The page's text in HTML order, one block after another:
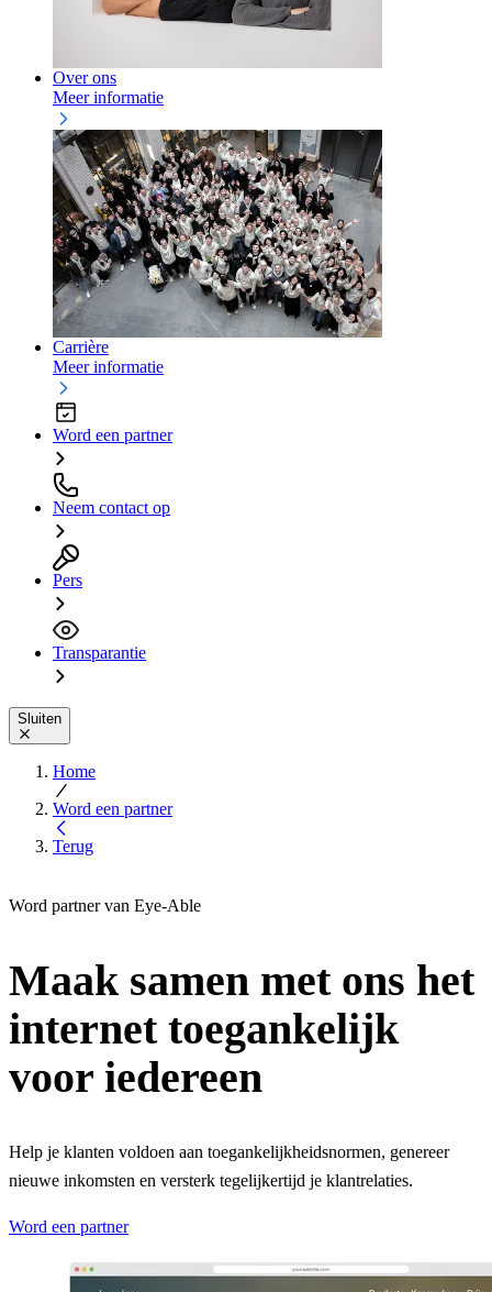
Over ons
Meer informatie
Carrière
Meer informatie
Word een partner
Neem contact op
Pers
Transparantie
Sluiten
Home
Word een partner
Terug
Word partner van Eye-Able
Maak samen met ons het
internet toegankelijk
voor iedereen
Help je klanten voldoen aan toegankelijkheidsnormen, genereer
nieuwe inkomsten en versterk tegelijkertijd je klantrelaties.
Word een partner